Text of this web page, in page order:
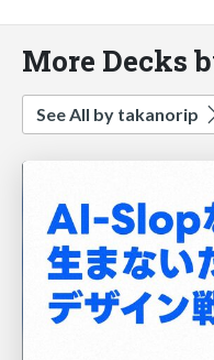
More Decks
See All by takanorip